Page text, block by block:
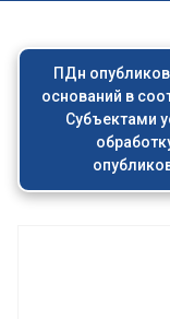
ПДн
оснований в
Субъектами